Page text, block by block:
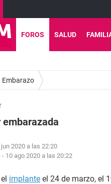
FOROS SALUD
Embarazo
jun 2020 a las 22:20
- 10 ago 2020 a las 20:22
implante el 24 de marzo, el